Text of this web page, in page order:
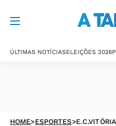
ÚLTIMAS NOTÍCIASELEIÇÕES 2026
HOME>ESPORTES>E.C.VITÓRIA